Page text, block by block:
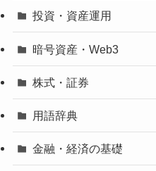
投資・資産運用
暗号資産・Web3
株式・証券
用語辞典
金融・経済の基礎